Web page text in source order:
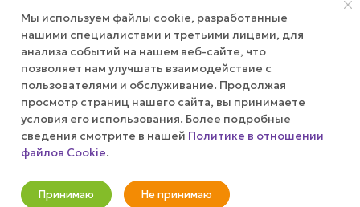
2026 © wizardgum.ru, 2021
Мы используем файлы cookie, разработанные
нашими специалистами и третьими лицами, для
анализа событий на нашем веб-сайте, что
позволяет нам улучшать взаимодействие с
пользователями и обслуживание. Продолжая
просмотр страниц нашего сайта, вы принимаете
условия его использования. Более подробные
сведения смотрите в нашей Политике в отношении
файлов Cookie.
Принимаю Не принимаю